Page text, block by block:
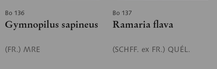
Bo 136
Gymnopilus sapineus
(FR.) MRE
Bo 137
Ramaria flava
(SCHFF. ex FR.) QUÉL.